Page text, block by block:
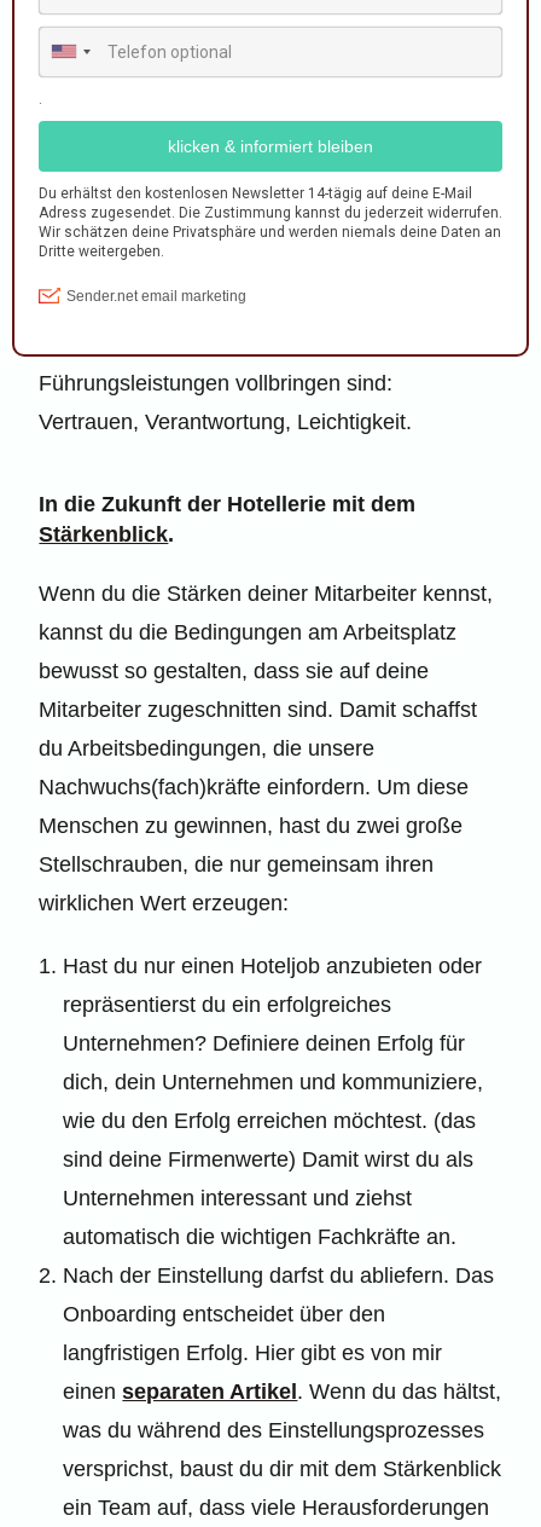
ist die individuelle Führung des Personals.
Daran wirst du in nächster Zeit nicht
fordern genau das ein. Sie wollen einen Sinn in
ihrer Arbeit finden und sich ausleben können.
Mit dem Thema der Stärken, bis du up to date
und bietest den zukünftigen Fachkräften einen
tollen Arbeitsplatz.
Führungsleistungen vollbringen sind:
Vertrauen, Verantwortung, Leichtigkeit.
In die Zukunft der Hotellerie mit dem
Stärkenblick.
Wenn du die Stärken deiner Mitarbeiter kennst,
kannst du die Bedingungen am Arbeitsplatz
bewusst so gestalten, dass sie auf deine
Mitarbeiter zugeschnitten sind. Damit schaffst
du Arbeitsbedingungen, die unsere
Nachwuchs(fach)kräfte einfordern. Um diese
Menschen zu gewinnen, hast du zwei große
Stellschrauben, die nur gemeinsam ihren
wirklichen Wert erzeugen:
Hast du nur einen Hoteljob anzubieten oder
repräsentierst du ein erfolgreiches
Unternehmen? Definiere deinen Erfolg für
dich, dein Unternehmen und kommuniziere,
wie du den Erfolg erreichen möchtest. (das
sind deine Firmenwerte) Damit wirst du als
Unternehmen interessant und ziehst
automatisch die wichtigen Fachkräfte an.
Nach der Einstellung darfst du abliefern. Das
Onboarding entscheidet über den
langfristigen Erfolg. Hier gibt es von mir
einenseparaten Artikel . Wenn du das hältst,
was du während des Einstellungsprozesses
versprichst, baust du dir mit dem Stärkenblick
ein Team auf, dass viele Herausforderungen